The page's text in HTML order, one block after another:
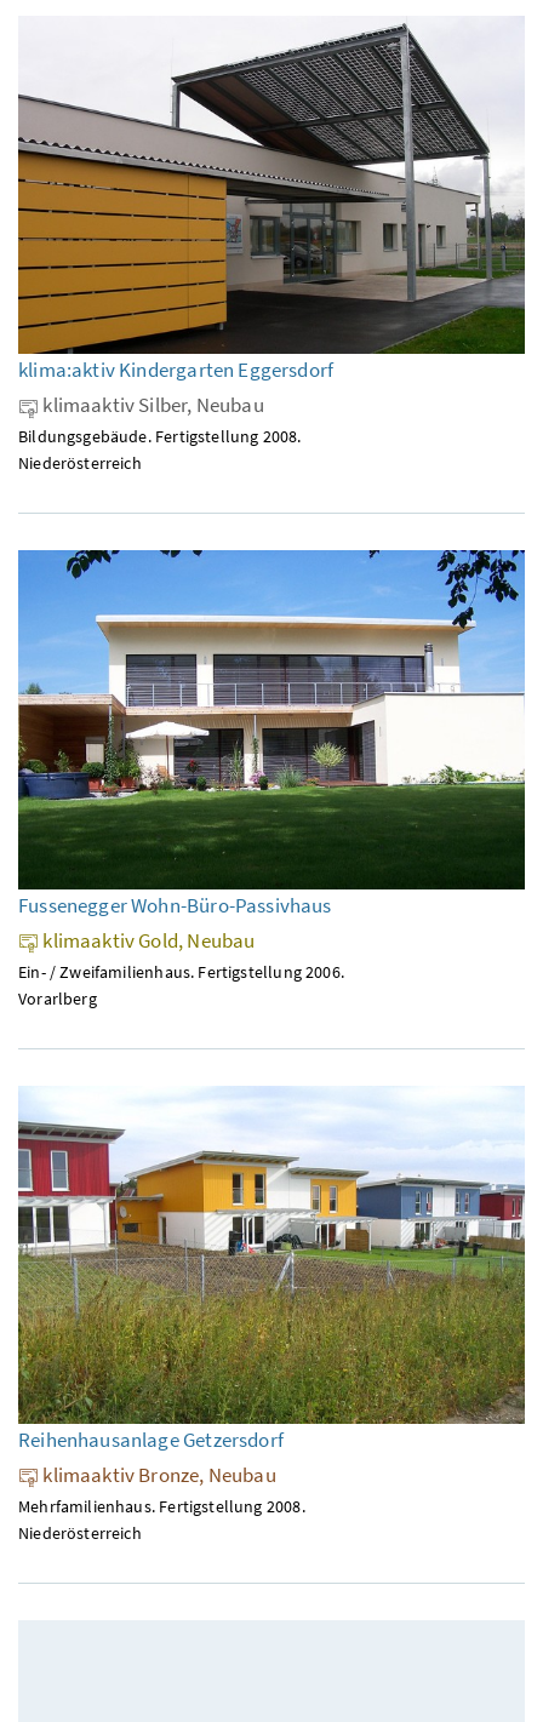
klima:aktiv Kindergarten Eggersdorf
klimaaktiv Silber, Neubau
Bildungsgebäude. Fertigstellung 2008.
Niederösterreich
Fussenegger Wohn-Büro-Passivhaus
klimaaktiv Gold, Neubau
Ein- / Zweifamilienhaus. Fertigstellung 2006.
Vorarlberg
Reihenhausanlage Getzersdorf
klimaaktiv Bronze, Neubau
Mehrfamilienhaus. Fertigstellung 2008.
Niederösterreich